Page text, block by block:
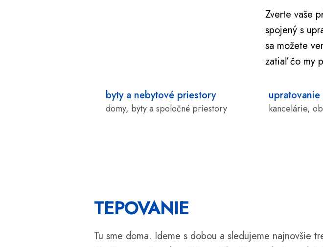
Zverte vaše
spojený s
sa možete
zatiaľ čo my
byty a nebytové priestory
domy, byty a spoločné priestory kancelárie,
TEPOVANIE
Tu sme doma. Ideme s dobou a sledujeme najnovšie